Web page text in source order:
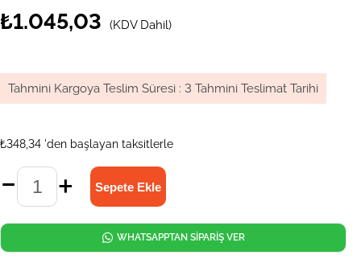
₺1.045,03 (KDV Dahil)
Tahmini Kargoya Teslim Süresi : 3 Tahmini Teslimat Tarihi
₺348,34 'den başlayan taksitlerle
WHATSAPPTAN SİPARİŞ VER